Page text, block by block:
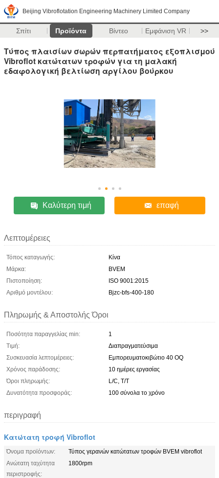
Beijing Vibroflotation Engineering Machinery Limited Company
Σπίτι Προϊόντα Βίντεο Εμφάνιση VR >>
Τύπος πλαισίων σωρών περπατήματος εξοπλισμού
Vibroflot κατώτατων τροφών για τη μαλακή
εδαφολογική βελτίωση αργίλου βούρκου
Καλύτερη τιμή επαφή
Λεπτομέρειες
Τόπος καταγωγής:
Κίνα
Μάρκα:
BVEM
Πιστοποίηση:
ISO 9001:2015
Αριθμό μοντέλου:
Bjzc-bfs-400-180
Πληρωμής & Αποστολής Όροι
Ποσότητα παραγγελίας min:
1
Τιμή:
Διαπραγματεύσιμα
Συσκευασία λεπτομέρειες:
Εμπορευματοκιβώτιο 40 OQ
Χρόνος παράδοσης:
10 ημέρες εργασίας
Όροι πληρωμής:
L/C, T/T
Δυνατότητα προσφοράς:
100 σύνολα το χρόνο
περιγραφή
Κατώτατη τροφή Vibroflot
Όνομα προϊόντων:
Τύπος γερανών κατώτατων τροφών BVEM vibroflot
Ανώτατη ταχύτητα
περιστροφής:
1800rpm